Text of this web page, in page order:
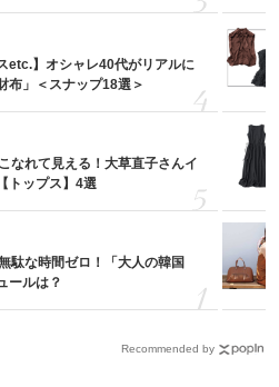
etc.】オシャレ40代がリアルに
布」＜スナップ18選＞
なれて見える！大草直子さんイ
トップス】4選
駄な時間ゼロ！「大人の韓国
ールは？
Recommended by